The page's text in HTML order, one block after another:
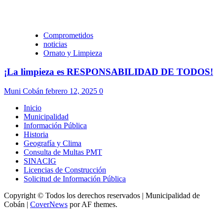
Comprometidos
noticias
Ornato y Limpieza
¡La limpieza es RESPONSABILIDAD DE TODOS!
Muni Cobán febrero 12, 2025 0
Inicio
Municipalidad
Información Pública
Historia
Geografía y Clima
Consulta de Multas PMT
SINACIG
Licencias de Construcción
Solicitud de Información Pública
Copyright © Todos los derechos reservados | Municipalidad de
Cobán | CoverNews por AF themes.